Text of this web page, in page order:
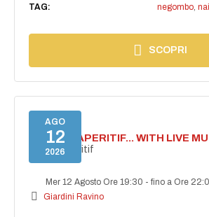
TAG:
negombo,
SCOPRI
AGO
12
2026
SECRET APERITIF... WITH LIVE
Secret aperitif
Mer 12 Agosto Ore 19:30 -fino a Ore
Giardini Ravino